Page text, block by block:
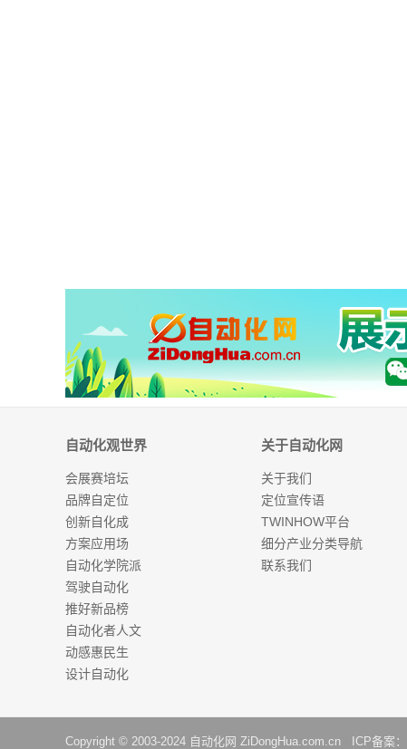
自动化观世界
会展赛培坛
品牌自定位
创新自化成
方案应用场
自动化学院派
驾驶自动化
推好新品榜
自动化者人文
动感惠民生
设计自动化
关于自动化网
关于我们
定位宣传语
TWINHOW平台
细分产业分类导航
联系我们
Copyright © 2003-2024 自动化网 ZiDongHua.com.cn ICP备案：